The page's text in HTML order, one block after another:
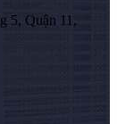
5, Quận 11,